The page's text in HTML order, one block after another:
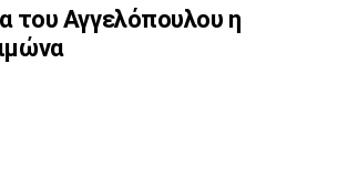
του Αγγελόπουλου η